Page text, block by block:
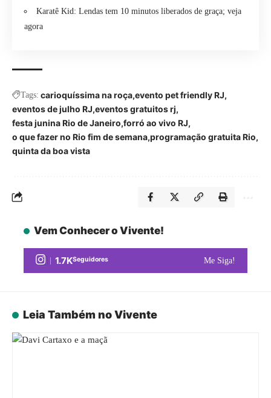
Karatê Kid: Lendas tem 10 minutos liberados de graça; veja
agora
Tags: carioquíssima na roça evento pet friendly RJ
eventos de julho RJ eventos gratuitos rj
festa junina Rio de Janeiro forró ao vivo RJ
o que fazer no Rio fim de semana programação gratuita Rio
quinta da boa vista
Vem Conhecer o Vivente!
1.7KSeguidores Me Siga!
Leia Também no Vivente